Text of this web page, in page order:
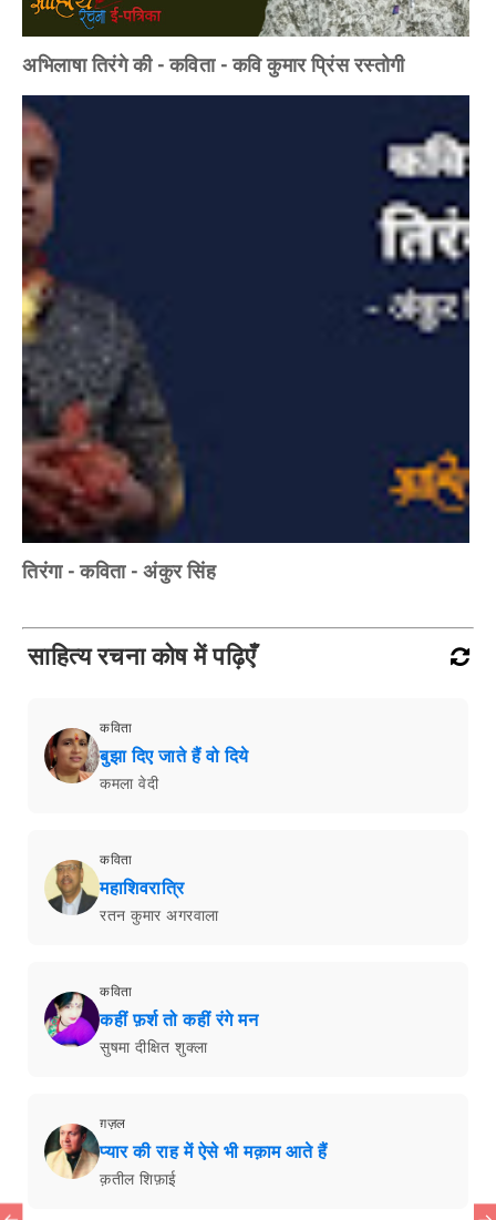
अभिलाषा तिरंगे की - कविता - कवि कुमार प्रिंस रस्तोगी
तिरंगा - कविता - अंकुर सिंह
साहित्य रचना कोष में पढ़िएँ
कविता
बुझा दिए जाते हैं वो दिये
कमला वेदी
कविता
महाशिवरात्रि
रतन कुमार अगरवाला
कविता
कहीं फ़र्श तो कहीं रंगे मन
सुषमा दीक्षित शुक्ला
ग़ज़ल
प्यार की राह में ऐसे भी मक़ाम आते हैं
क़तील शिफ़ाई